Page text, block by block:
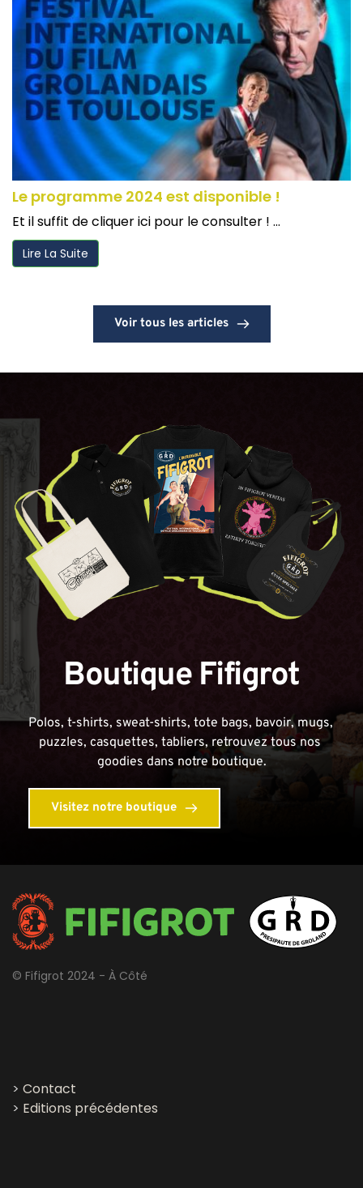
Le programme 2024 est disponible !
Et il suffit de cliquer ici pour le consulter ! ...
Lire La Suite
Voir tous les articles
Boutique Fifigrot
Polos, t-shirts, sweat-shirts, tote bags, bavoir, mugs,
puzzles, casquettes, tabliers, retrouvez tous nos
goodies dans notre boutique.
Visitez notre boutique
© Fifigrot 2024 - À Côté
> Contact
> Editions précédentes